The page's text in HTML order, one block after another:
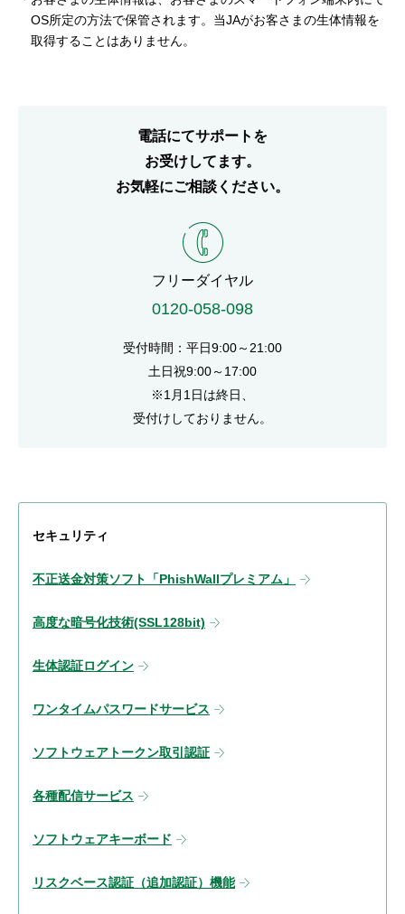
OS所定の方法で保管されます。当JAがお客さまの生体情報を
取得することはありません。
電話にてサポートを
お受けしてます。
お気軽にご相談ください。
フリーダイヤル
0120-058-098
受付時間：平日9:00～21:00
土日祝9:00～17:00
※1月1日は終日、
受付けしておりません。
セキュリティ
不正送金対策ソフト「PhishWallプレミアム」
高度な暗号化技術(SSL128bit)
生体認証ログイン
ワンタイムパスワードサービス
ソフトウェアトークン取引認証
各種配信サービス
ソフトウェアキーボード
リスクベース認証（追加認証）機能